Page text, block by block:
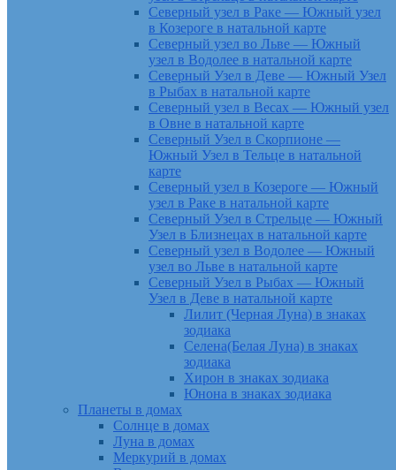
Северный узел в Раке — Южный узел
в Козероге в натальной карте
Северный узел во Льве — Южный
узел в Водолее в натальной карте
Северный Узел в Деве — Южный Узел
в Рыбах в натальной карте
Северный узел в Весах — Южный узел
в Овне в натальной карте
Северный Узел в Скорпионе —
Южный Узел в Тельце в натальной
карте
Северный узел в Козероге — Южный
узел в Раке в натальной карте
Северный Узел в Стрельце — Южный
Узел в Близнецах в натальной карте
Северный узел в Водолее — Южный
узел во Льве в натальной карте
Северный Узел в Рыбах — Южный
Узел в Деве в натальной карте
Лилит (Черная Луна) в знаках
зодиака
Селена(Белая Луна) в знаках
зодиака
Хирон в знаках зодиака
Юнона в знаках зодиака
Планеты в домах
Солнце в домах
Луна в домах
Меркурий в домах